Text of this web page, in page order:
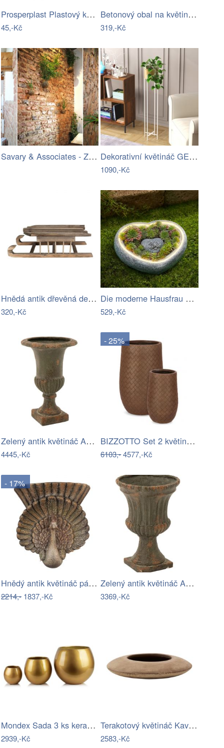
Prosperplast Plastový květináč WARIOS…
45,-Kč
Betonový obal na květináč Kasai, 20 x…
319,-Kč
Savary & Associates - Zahrada na niti Dekorativní květináč GED-024-C
1090,-Kč
Hnědá antik dřevěná dekorace sáňky - 35…
320,-Kč
Die moderne Hausfrau Solární květináč…
529,-Kč
Zelený antik květináč Antiqou French -…
4445,-Kč
- 25%
BIZZOTTO Set 2 květináčů RHOMBUS hnědý
6103,-4577,-Kč
- 17%
Hnědý antik květináč páv Peacock…
2214,- 1837,-Kč
Zelený antik květináč Antiqou French -…
3369,-Kč
Mondex Sada 3 ks keramických květináčů…
2939,-Kč
Terakotový květináč Kave Home Rivor Ø…
2583,-Kč